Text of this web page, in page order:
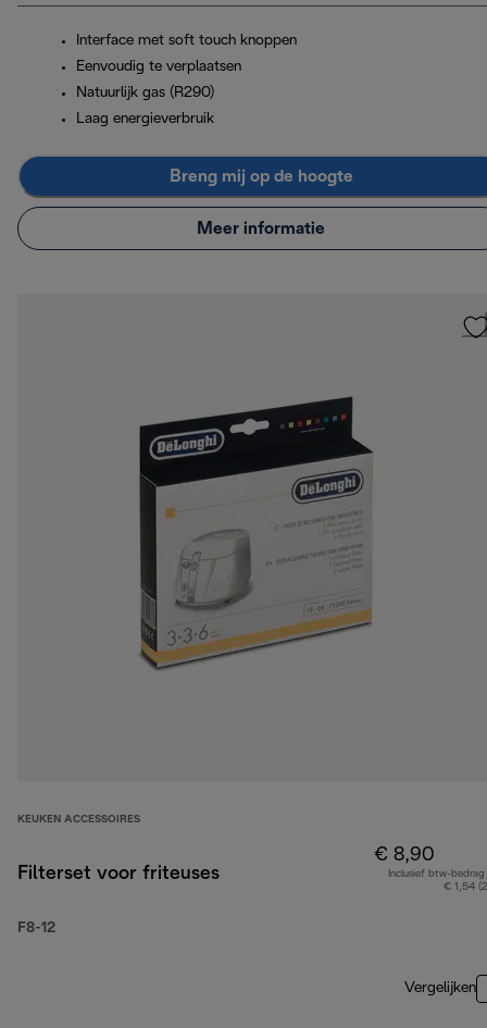
Interface met soft touch knoppen
Eenvoudig te verplaatsen
Natuurlijk gas (R290)
Laag energieverbruik
Breng mij op de hoogte
Meer informatie
KEUKEN ACCESSOIRES
Filterset voor friteuses
F8-12
€ 8,90
Inclusief btw-bedrag
€ 1,54
Vergelijken